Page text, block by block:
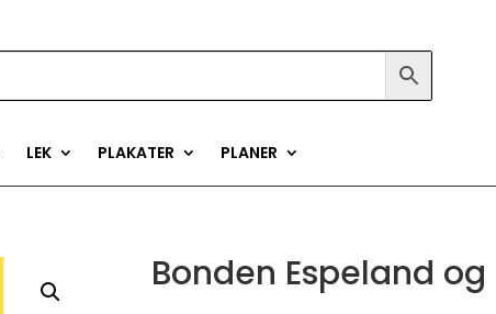
LEK PLAKATER PLANER
Bonden Espeland